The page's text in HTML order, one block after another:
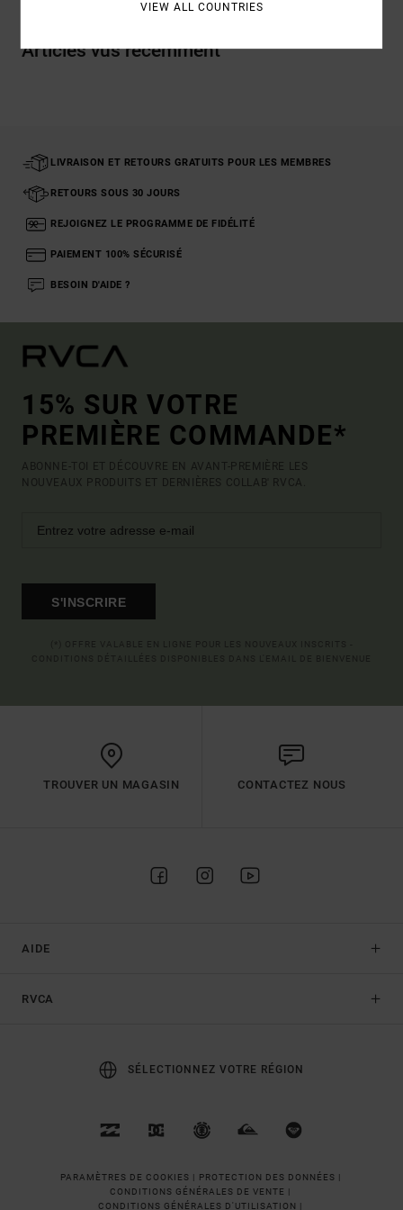
Articles vus récemment
LIVRAISON ET RETOURS GRATUITS POUR LES MEMBRES
RETOURS SOUS 30 JOURS
REJOIGNEZ LE PROGRAMME DE FIDÉLITÉ
PAIEMENT 100% SÉCURISÉ
BESOIN D'AIDE ?
15% SUR VOTRE
PREMIÈRE COMMANDE*
ABONNE-TOI ET DÉCOUVRE EN AVANT-PREMIÈRE LES
NOUVEAUX PRODUITS ET DERNIÈRES COLLAB' RVCA.
S'INSCRIRE
TROUVER UN MAGASIN CONTACTEZ NOUS
AIDE
RVCA
SÉLECTIONNEZ VOTRE RÉGION
PARAMÈTRES DE COOKIES | PROTECTION DES DONNÉES |
CONDITIONS GÉNÉRALES DE VENTE |
CONDITIONS GÉNÉRALES D'UTILISATION |
VIEW ALL COUNTRIES